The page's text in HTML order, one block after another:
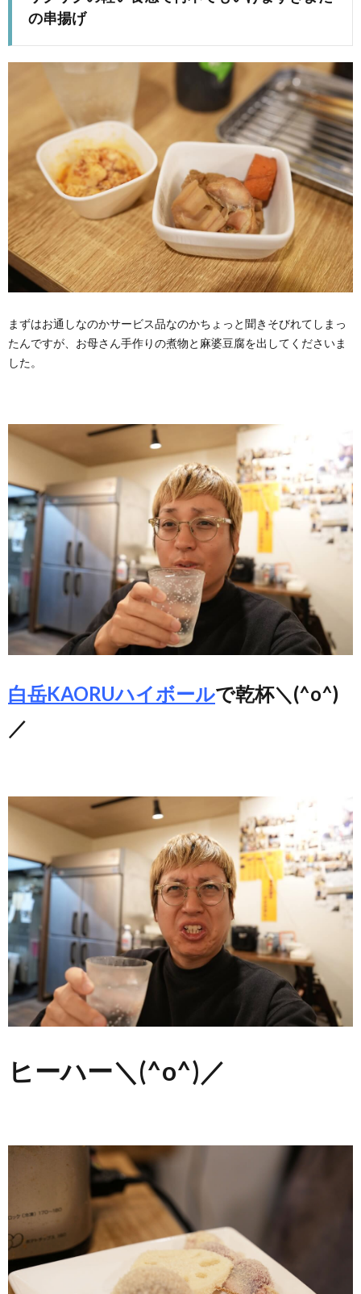
の串揚げ
まずはお通しなのかサービス品なのかちょっと聞きそびれてしまっ
たんですが、お母さん手作りの煮物と麻婆豆腐を出してくださいま
した。
白岳KAORUハイボールで乾杯＼(^o^)
／
ヒーハー＼(^o^)／